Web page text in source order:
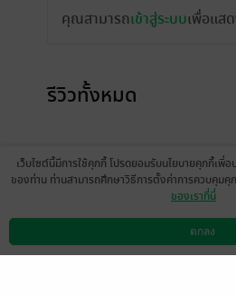
คุณสามารถเข้าสู่ระบบเพื่อแส
รีวิวทั้งหมด
น้อยไปหน่อย คู่รักคู่โหดมากคู่นี้
0
ดาวน์โหลดแอป
เว็บไซต์นี้มีการใช้คุกกี้ โปรดยอมรับนโยบายคุกกี้เพื่
ของท่าน ท่านสามารถศึกษาวิธีการตั้งค่าการควบคุม
ของเราที่นี่
ตกลง